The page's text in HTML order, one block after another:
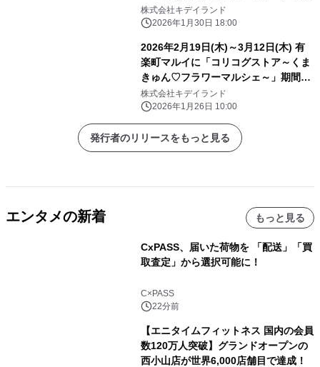
ん 通勤・通学・出張 はなまるライ
フ！』が期間限定でOPEN!!
株式会社キデイランド
2026年1月30日 18:00
2026年2月19日(木)～3月12日(木) 有
楽町マルイに「コリコグストア～くま
きゅん♡フラワーマルシェ～」期間限
定オープン！！
株式会社キデイランド
2026年1月26日 10:00
発行者のリリースをもっと見る
エンタメの新着 もっと見る
CxPASS、届いた荷物を 「配送」「買
取査定」から選択可能に！
C×PASS
22分前
【エニタイムフィットネス 国内の会員
数120万人突破】グランドオープンの
西小山店が世界6,000店舗目で達成！